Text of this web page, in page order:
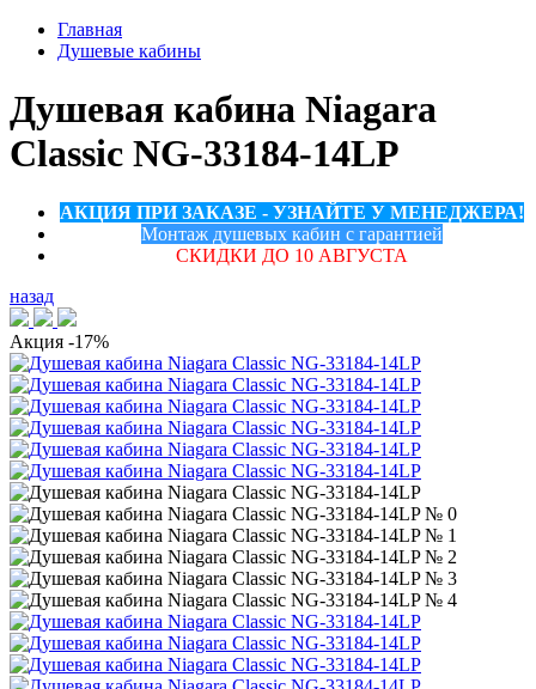
Главная
Душевые кабины
Душевая кабина Niagara
Classic NG-33184-14LP
АКЦИЯ ПРИ ЗАКАЗЕ - УЗНАЙТЕ У МЕНЕДЖЕРА!
Монтаж душевых кабин с гарантией
СКИДКИ ДО 10 АВГУСТА
назад
Акция -17%